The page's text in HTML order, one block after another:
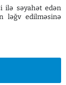
ilə səyahət edən
ləğv edilməsinə